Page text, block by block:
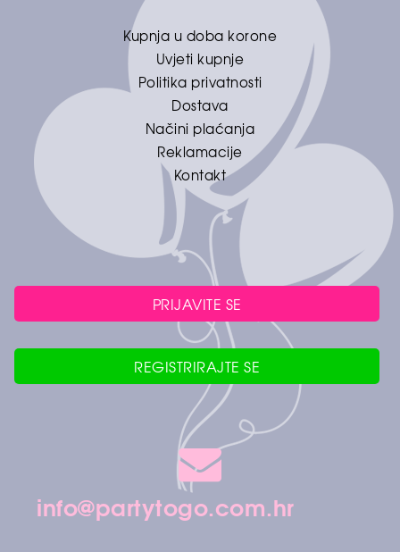
Kupnja u doba korone
Uvjeti kupnje
Politika privatnosti
Dostava
Načini plaćanja
Reklamacije
Kontakt
PRIJAVITE SE
REGISTRIRAJTE SE
info@partytogo.com.hr